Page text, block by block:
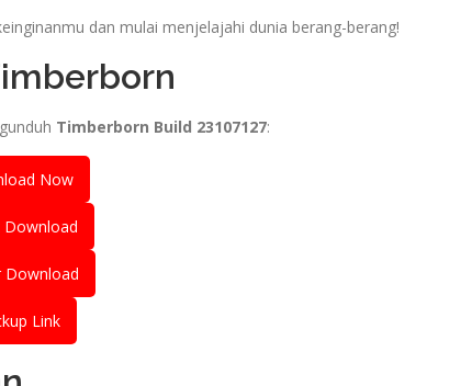
dan mulai menjelajahi dunia berang-berang!
Timberborn Build 23107127:
Now
Download
Download
Link